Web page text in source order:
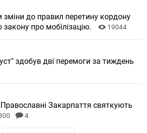
до правил перетину кордону
закону про мобілізацію.
19044
здобув дві перемоги за тиждень
Закарпаття святкують
4